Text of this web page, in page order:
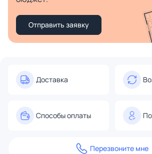
Отправить заявку
Доставка
Способы оплаты
Перезвоните мне